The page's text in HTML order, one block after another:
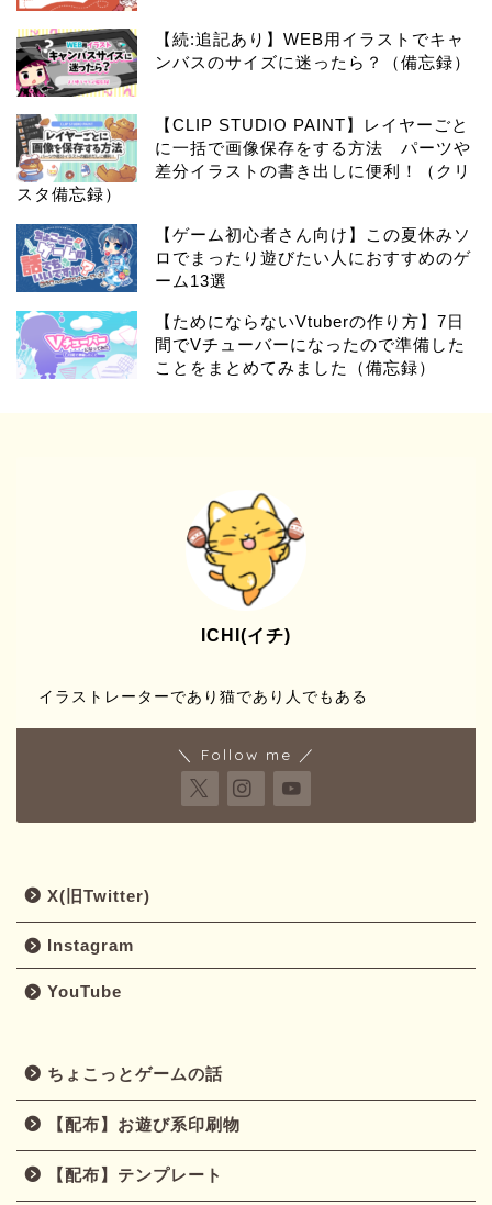
【続:追記あり】WEB用イラストでキャ
ンバスのサイズに迷ったら？（備忘録）
【CLIP STUDIO PAINT】レイヤーごと
に一括で画像保存をする方法 パーツや
差分イラストの書き出しに便利！（クリ
スタ備忘録）
【ゲーム初心者さん向け】この夏休みソ
ロでまったり遊びたい人におすすめのゲ
ーム13選
【ためにならないVtuberの作り方】7日
間でVチューバーになったので準備した
ことをまとめてみました（備忘録）
ICHI(イチ)
イラストレーターであり猫であり人でもある
＼ Follow me ／
X(旧Twitter)
Instagram
YouTube
ちょこっとゲームの話
【配布】お遊び系印刷物
【配布】テンプレート